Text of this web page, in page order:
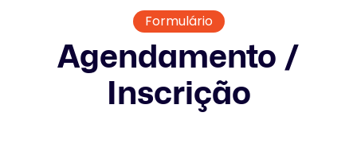
Formulário
Agendamento /
Inscrição